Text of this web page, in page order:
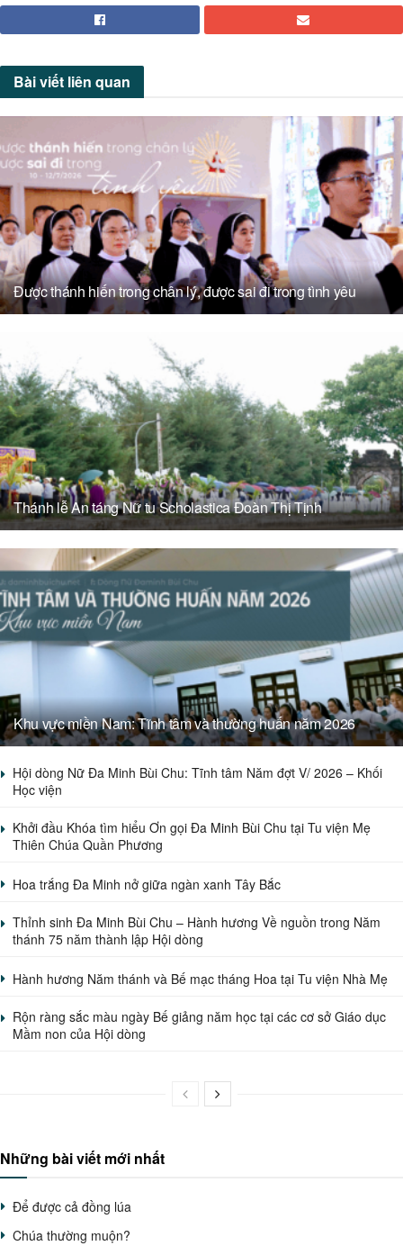
Bài viết liên quan
Được thánh hiến trong chân lý, được sai đi trong tình yêu
Thánh lễ An táng Nữ tu Scholastica Đoàn Thị Tịnh
Khu vực miền Nam: Tĩnh tâm và thường huấn năm 2026
Hội dòng Nữ Đa Minh Bùi Chu: Tĩnh tâm Năm đợt V/ 2026 – Khối
Học viện
Khởi đầu Khóa tìm hiểu Ơn gọi Đa Minh Bùi Chu tại Tu viện Mẹ
Thiên Chúa Quần Phương
Hoa trắng Đa Minh nở giữa ngàn xanh Tây Bắc
Thỉnh sinh Đa Minh Bùi Chu – Hành hương Về nguồn trong Năm
thánh 75 năm thành lập Hội dòng
Hành hương Năm thánh và Bế mạc tháng Hoa tại Tu viện Nhà Mẹ
Rộn ràng sắc màu ngày Bế giảng năm học tại các cơ sở Giáo dục
Mầm non của Hội dòng
Những bài viết mới nhất
Để được cả đồng lúa
Chúa thường muộn?